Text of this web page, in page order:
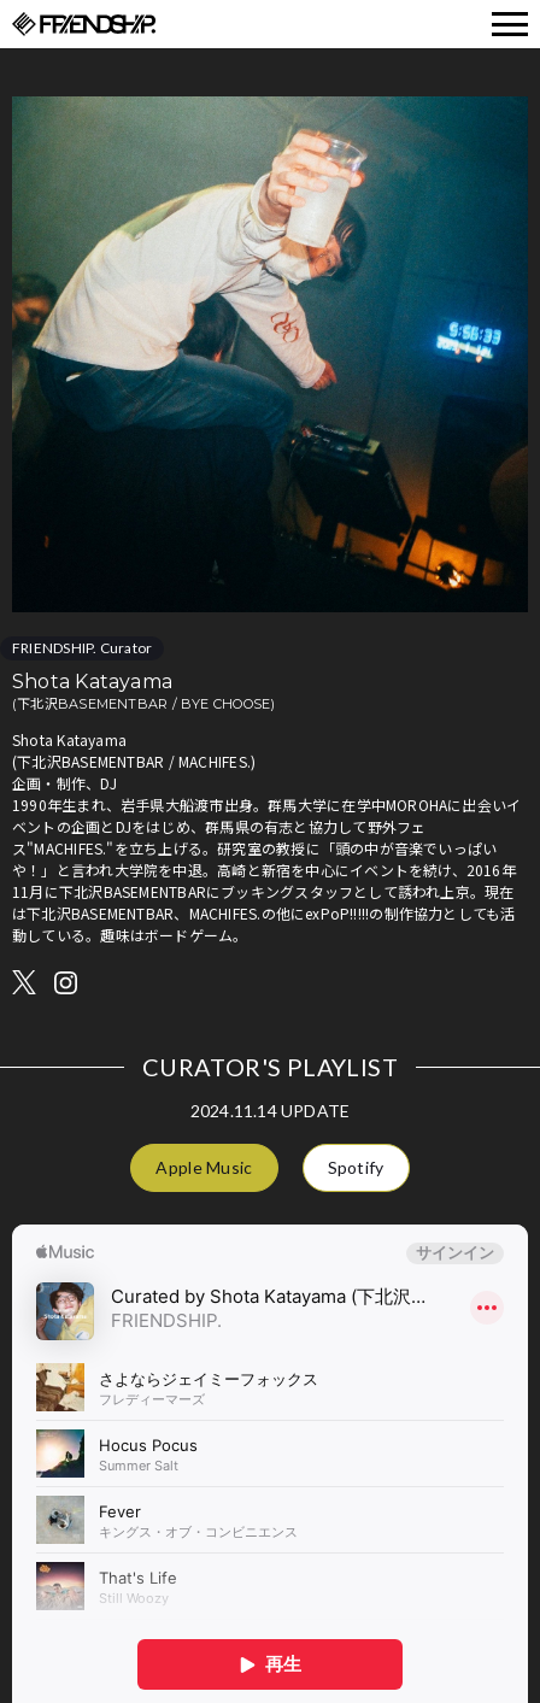
FRIENDSHIP. Curator
Shota Katayama
(下北沢BASEMENTBAR / BYE CHOOSE)
Shota Katayama
(下北沢BASEMENTBAR / MACHIFES.)
企画・制作、DJ
1990年生まれ、岩手県大船渡市出身。群馬大学に在学中MOROHAに出会いイ
ベントの企画とDJをはじめ、群馬県の有志と協力して野外フェ
ス"MACHIFES."を立ち上げる。研究室の教授に「頭の中が音楽でいっぱい
や！」と言われ大学院を中退。高崎と新宿を中心にイベントを続け、2016年
11月に下北沢BASEMENTBARにブッキングスタッフとして誘われ上京。現在
は下北沢BASEMENTBAR、MACHIFES.の他にexPoP!!!!!の制作協力としても活
動している。趣味はボードゲーム。
CURATOR'S PLAYLIST
2024.11.14 UPDATE
Apple Music Spotify